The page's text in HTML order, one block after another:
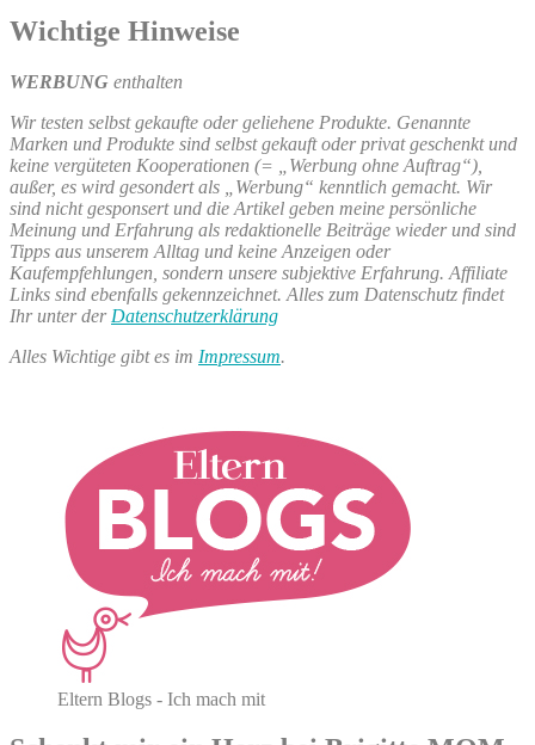
Wichtige Hinweise
WERBUNG enthalten
Wir testen selbst gekaufte oder geliehene Produkte. Genannte
Marken und Produkte sind selbst gekauft oder privat geschenkt und
keine vergüteten Kooperationen (= „Werbung ohne Auftrag“),
außer, es wird gesondert als „Werbung“ kenntlich gemacht. Wir
sind nicht gesponsert und die Artikel geben meine persönliche
Meinung und Erfahrung als redaktionelle Beiträge wieder und sind
Tipps aus unserem Alltag und keine Anzeigen oder
Kaufempfehlungen, sondern unsere subjektive Erfahrung. Affiliate
Links sind ebenfalls gekennzeichnet. Alles zum Datenschutz findet
Ihr unter der Datenschutzerklärung
Alles Wichtige gibt es im Impressum.
Eltern Blogs - Ich mach mit